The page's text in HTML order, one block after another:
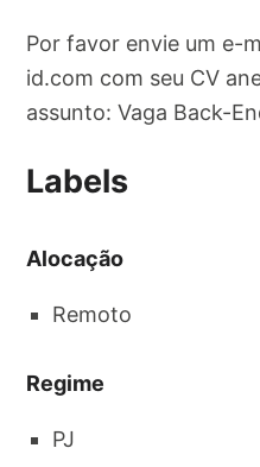
Por favor envie um e-
id.com com seu CV
assunto: Vaga Back-
Labels
Alocação
Remoto
Regime
PJ